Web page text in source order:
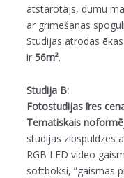
atstarotājs, dūmu
ar grimēšanas
Studijas atrodas
ir 56m².
Studija B:
Fotostudijas īres
Tematiskais
studijas zibspuldzes
RGB LED video
softboksi, ”gaismas